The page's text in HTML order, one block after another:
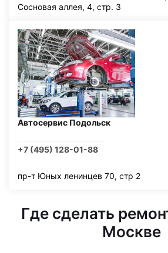
Сосновая аллея, 4, стр. 3
Автосервис Подольск
+7 (495) 128-01-88
пр-т Юных ленинцев 70, стр 2
Где сделать
Москве